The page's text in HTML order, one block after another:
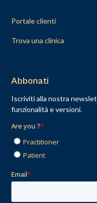
Portale clienti
Trova una clinica
Abbonati
Iscriviti alla nostra
funzionalità e versioni.